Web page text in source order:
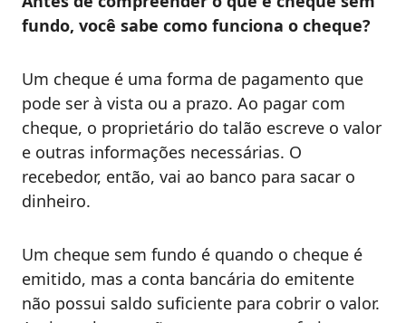
fundo, você sabe como funciona o cheque?
Um cheque é uma forma de pagamento que
pode ser à vista ou a prazo. Ao pagar com
cheque, o proprietário do talão escreve o valor
e outras informações necessárias. O
recebedor, então, vai ao banco para sacar o
dinheiro.
Um cheque sem fundo é quando o cheque é
emitido, mas a conta bancária do emitente
não possui saldo suficiente para cobrir o valor.